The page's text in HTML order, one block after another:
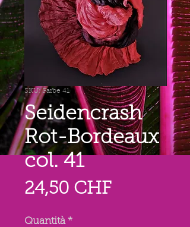
SKU: Farbe 41
Seidencrash
Rot-Bordeaux
col. 41
24,50 CHFPrezzo
Quantità *